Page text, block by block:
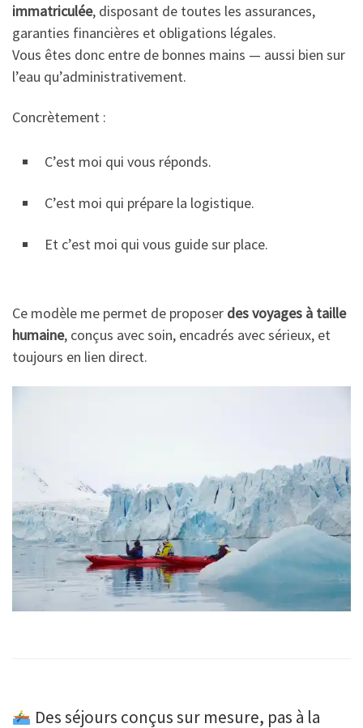
immatriculée, disposant de toutes les assurances,
garanties financières et obligations légales.
Vous êtes donc entre de bonnes mains — aussi bien sur
l’eau qu’administrativement.
Concrètement :
C’est moi qui vous réponds.
C’est moi qui prépare la logistique.
Et c’est moi qui vous guide sur place.
Ce modèle me permet de proposer des voyages à taille
humaine, conçus avec soin, encadrés avec sérieux, et
toujours en lien direct.
Des séjours conçus sur mesure, pas à la